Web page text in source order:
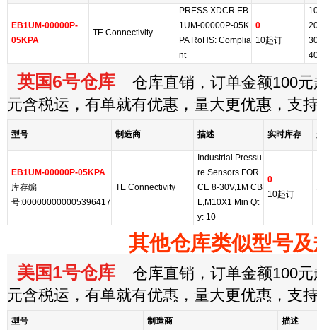
EB1UM-00000P-
05KPA
TE Connectivity
PRESS XDCR EB
1UM-00000P-05K
PA RoHS: Complia
nt
0
10起订
英国6号仓库 仓库直销，订单金额100元
元含税运，有单就有优惠，量大更优惠，支
型号 制造商 描述 实时库存
EB1UM-00000P-05KPA
库存编
号:000000000005396417
TE Connectivity
Industrial Pressu
re Sensors FOR
CE 8-30V,1M CB
L,M10X1 Min Qt
y: 10
0
10起订
其他仓库类似型号
美国1号仓库 仓库直销，订单金额100元
元含税运，有单就有优惠，量大更优惠，支
型号 制造商
描述